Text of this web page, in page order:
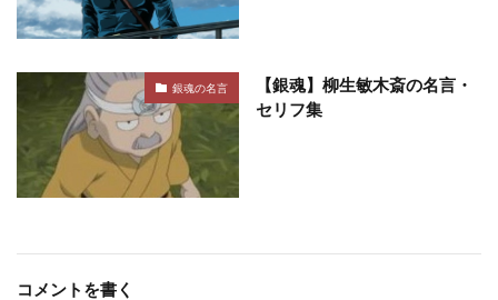
銀魂の名言
【銀魂】柳生敏木斎の名言・
セリフ集
コメントを書く